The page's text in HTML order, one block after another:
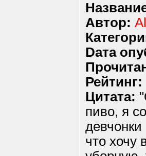
Автор:
Dата
Рейтинг:
Цитата:
пиво, я
что хочу